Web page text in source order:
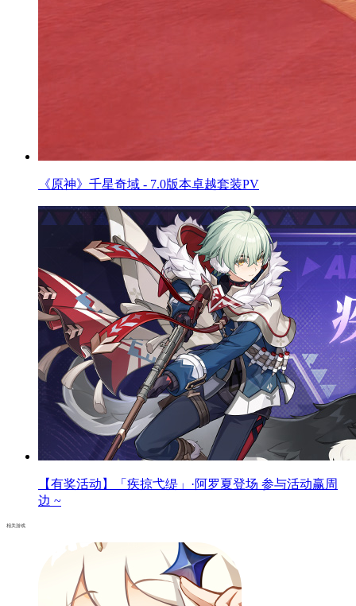
《原神》千星奇域 - 7.0版本卓越套装PV
【有奖活动】「疾掠弋缇」·阿罗夏登场 参与活动赢周
边 ~
相关游戏